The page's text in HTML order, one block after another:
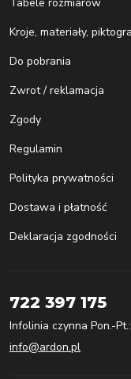
Kroje, materiały,
Do pobrania
Zwrot / reklamacja
Zgody
Regulamin
Polityka prywatności
Dostawa i płatność
Deklaracja zgodności
722 397 175
Infolinia czynna Pon.-
info@ardon.pl